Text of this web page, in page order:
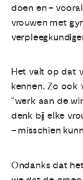
doen en –
vrouwen met
Het valt op dat
kennen. Zo ook
“werk aan de
denk bij elke
– misschien
Ondanks dat